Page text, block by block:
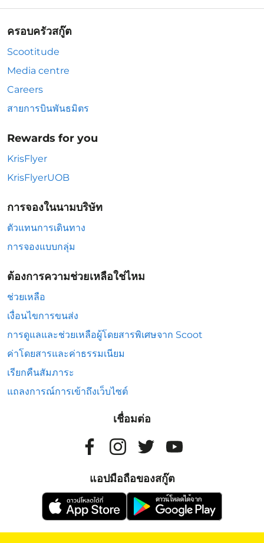
ครอบครัวสกู๊ต
Scootitude
Media centre
Careers
สายการบินพันธมิตร
Rewards for you
KrisFlyer
KrisFlyerUOB
การจองในนามบริษัท
ตัวแทนการเดินทาง
การจองแบบกลุ่ม
ต้องการความช่วยเหลือใช่ไหม
ช่วยเหลือ
เงื่อนไขการขนส่ง
การดูแลและช่วยเหลือผู้โดยสารพิเศษจาก Scoot
ค่าโดยสารและค่าธรรมเนียม
เรียกคืนสัมภาระ
แถลงการณ์การเข้าถึงเว็บไซต์
เชื่อมต่อ
แอปมือถือของสกู๊ต